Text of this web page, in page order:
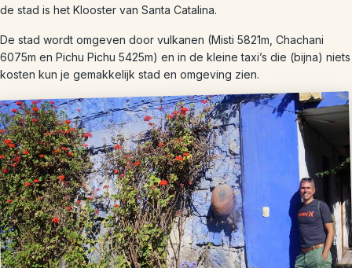
de stad is het Klooster van Santa Catalina.
De stad wordt omgeven door vulkanen (Misti 5821m, Chachani
6075m en Pichu Pichu 5425m) en in de kleine taxi’s die (bijna) niets
kosten kun je gemakkelijk stad en omgeving zien.